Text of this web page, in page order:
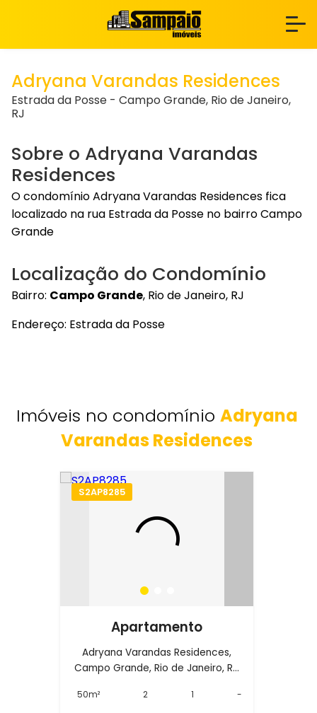
Adryana Varandas Residences
Estrada da Posse - Campo Grande, Rio de Janeiro,
RJ
Sobre o Adryana Varandas
Residences
O condomínio Adryana Varandas Residences fica
localizado na rua Estrada da Posse no bairro Campo
Grande
Localização do Condomínio
Bairro: Campo Grande, Rio de Janeiro, RJ
Endereço: Estrada da Posse
Imóveis no condomínio Adryana
Varandas Residences
S2AP8285
Apartamento
Adryana Varandas Residences,
Campo Grande, Rio de Janeiro, R...
50m² 2 1 -